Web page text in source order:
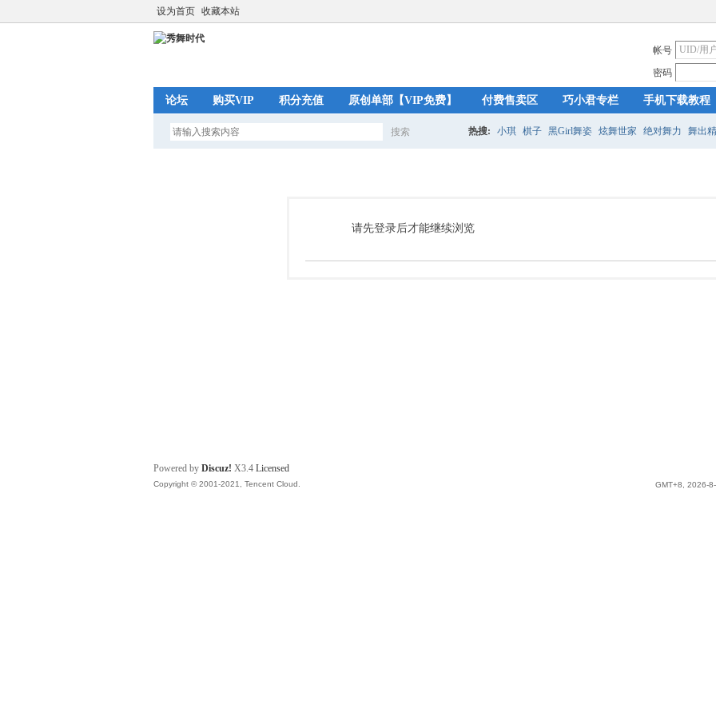
设为首页 收藏本站
帐号
密码
论坛 购买VIP 积分充值 原创单部【VIP免费】 付费售卖区 巧小君专栏 手机下载教程
搜索
索
热搜: 小琪 棋子 黑Girl舞姿 炫舞世家 绝对舞力 舞出
请先登录后才能继续浏览
GMT+8, 2026-
Powered by Discuz! X3.4 Licensed
Copyright © 2001-2021, Tencent Cloud.